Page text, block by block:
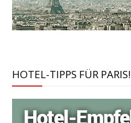
HOTEL-TIPPS FÜR PARIS!